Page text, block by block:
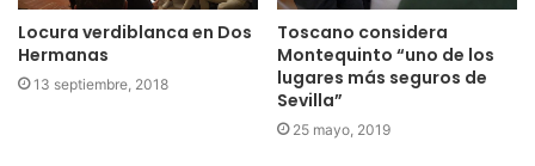
Locura verdiblanca en Dos
Hermanas
13 septiembre, 2018
Toscano considera
Montequinto “uno de los
lugares más seguros de
Sevilla”
25 mayo, 2019